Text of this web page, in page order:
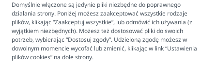
Ustawienia plików cookies
Biuro obsługi klienta
Pon. - Pt. 9:00 - 16:00
Domyślnie włączone są jedynie pliki niezbędne do poprawnego
działania strony. Poniżej możesz zaakceptować wszystkie rodzaje
plików, klikając “Zaakceptuj wszystkie”, lub odmówić ich używania (z
wyjątkiem niezbędnych). Możesz też dostosować pliki do swoich
potrzeb, wybierając “Dostosuj zgody”. Udzieloną zgodę możesz w
dowolnym momencie wycofać lub zmienić, klikając w link “Ustawienia
plików cookies” na dole strony.